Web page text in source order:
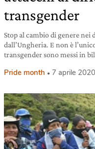
transgender
Stop al cambio di genere nei
dall’Ungheria. E non è
transgender sono messi in
Pride month 7 aprile 2020